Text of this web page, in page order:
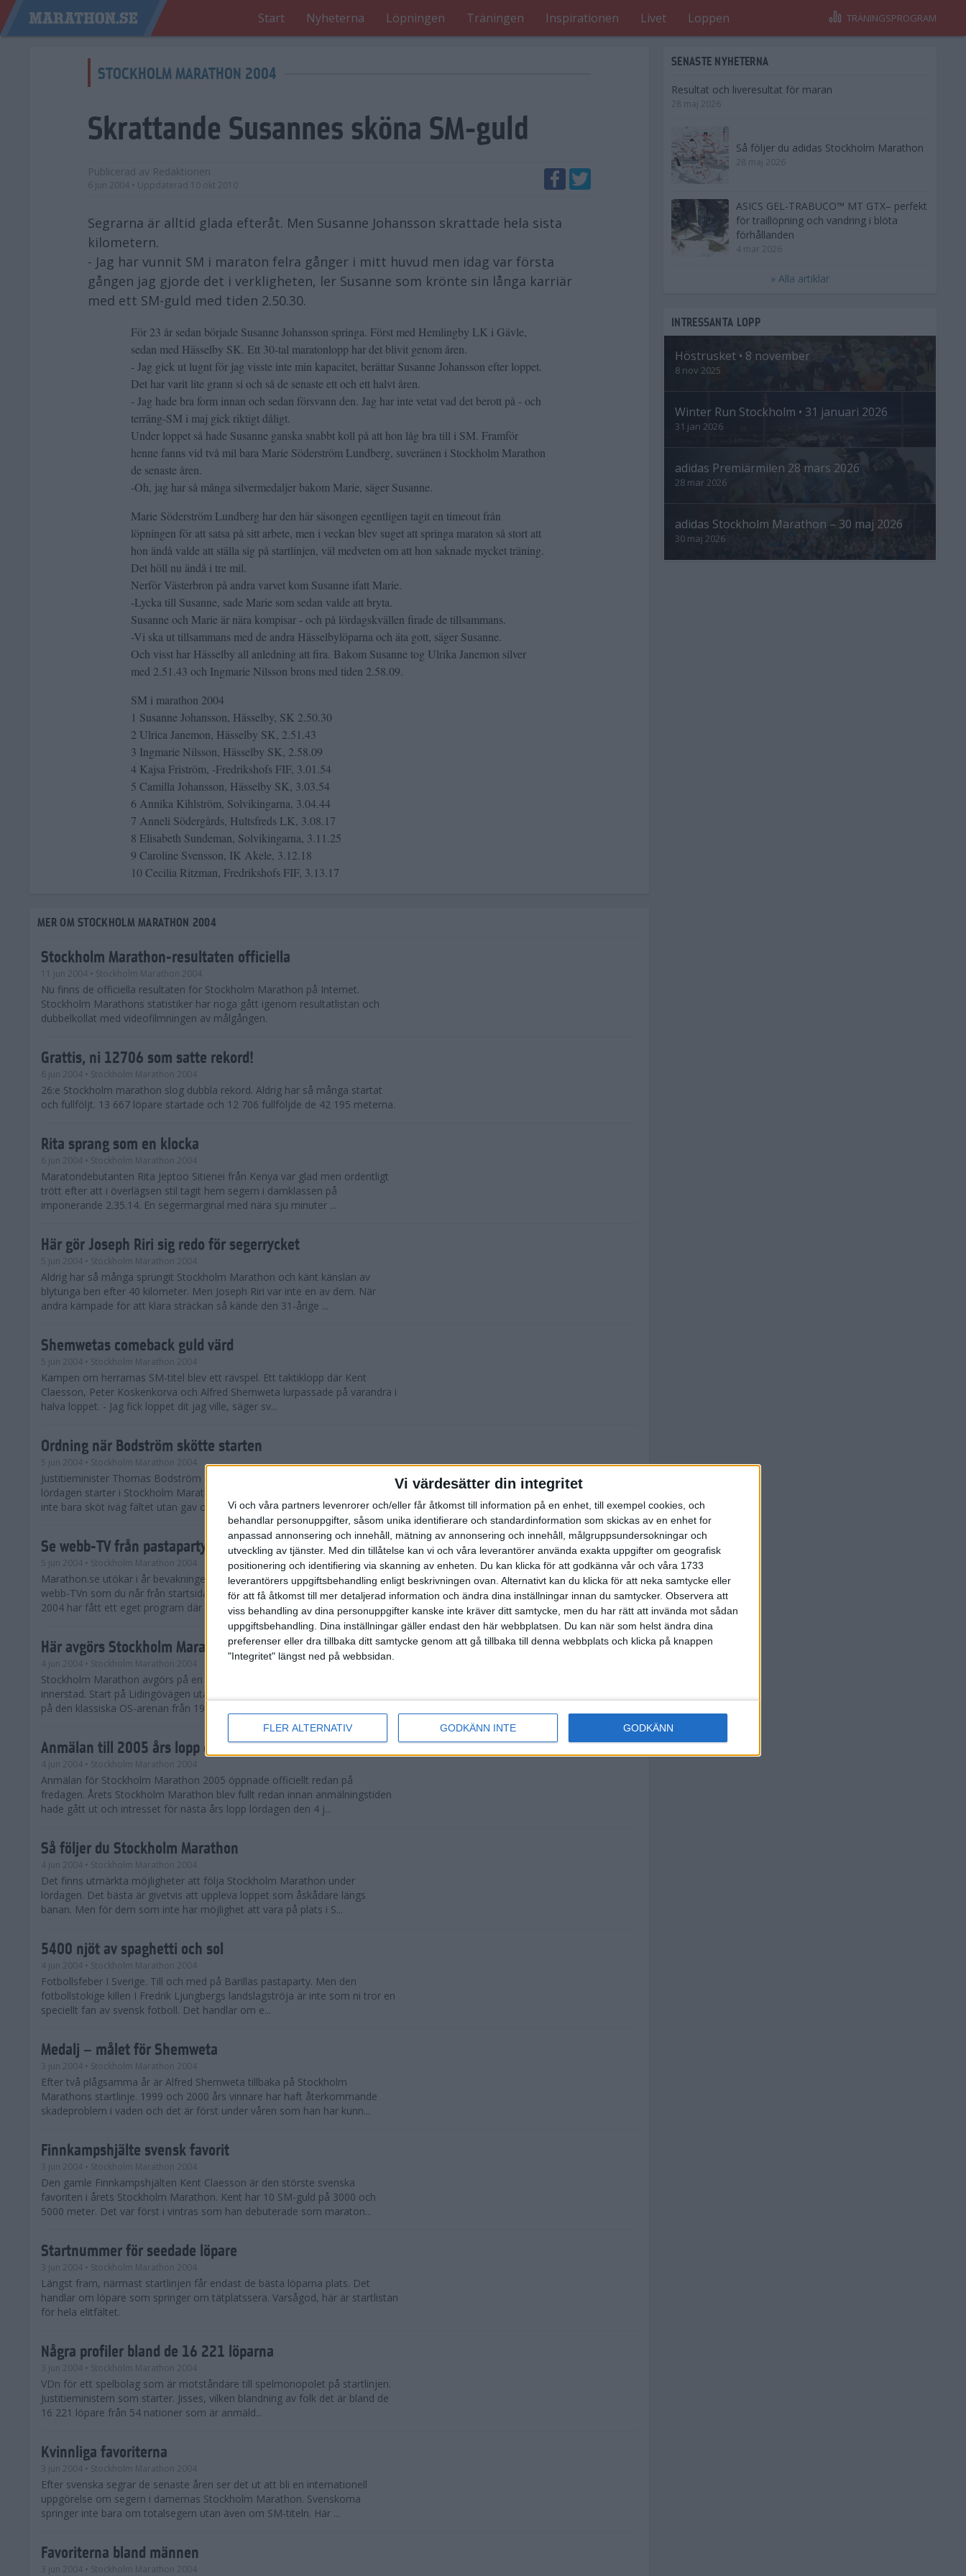
Vi värdesätter din integritet
Vi och våra partners levenrorer och/eller får åtkomst till information på en enhet, till exempel cookies, och
behandlar personuppgifter, såsom unika identifierare och standardinformation som skickas av en enhet for
anpassad annonsering och innehåll, mätning av annonsering och innehåll, målgruppsundersokningar och
utveckling av tjänster. Med din tillåtelse kan vi och våra leverantörer använda exakta uppgifter om geografisk
positionering och identifiering via skanning av enheten. Du kan klicka för att godkänna vår och våra 1733
leverantörers uppgiftsbehandling enligt beskrivningen ovan. Alternativt kan du klicka för att neka samtycke eller
för att få åtkomst till mer detaljerad information och ändra dina inställningar innan du samtycker. Observera att
viss behandling av dina personuppgifter kanske inte kräver ditt samtycke, men du har rätt att invända mot sådan
uppgiftsbehandling. Dina inställningar gäller endast den här webbplatsen. Du kan när som helst ändra dina
preferenser eller dra tillbaka ditt samtycke genom att gå tillbaka till denna webbplats och klicka på knappen
"Integritet" längst ned på webbsidan.
FLER ALTERNATIV GODKÄNN INTE GODKÄNN
Start Nyheterna Löpningen Träningen Inspirationen Livet Loppen TRÄNINGSPROGRAM
STOCKHOLM MARATHON 2004
Skrattande Susannes sköna SM-guld
Publicerad av Redaktionen
6 jun 2004 • Uppdaterad 10 okt 2010
Segrarna är alltid glada efteråt. Men Susanne Johansson skrattade hela sista
kilometern.
- Jag har vunnit SM i maraton felra gånger i mitt huvud men idag var första
gången jag gjorde det i verkligheten, ler Susanne som krönte sin långa karriär
med ett SM-guld med tiden 2.50.30.
För 23 år sedan började Susanne Johansson springa. Först med Hemlingby LK i Gävle,
sedan med Hässelby SK. Ett 30-tal maratonlopp har det blivit genom åren.
- Jag gick ut lugnt för jag visste inte min kapacitet, berättar Susanne Johansson efter loppet.
Det har varit lite grann si och så de senaste ett och ett halvt åren.
- Jag hade bra form innan och sedan försvann den. Jag har inte vetat vad det berott på - och
terräng-SM i maj gick riktigt dåligt.
Under loppet så hade Susanne ganska snabbt koll på att hon låg bra till i SM. Framför
henne fanns vid två mil bara Marie Söderström Lundberg, suveränen i Stockholm Marathon
de senaste åren.
-Oh, jag har så många silvermedaljer bakom Marie, säger Susanne.
Marie Söderström Lundberg har den här säsongen egentligen tagit en timeout från
löpningen för att satsa på sitt arbete, men i veckan blev suget att springa maraton så stort att
hon ändå valde att ställa sig på startlinjen, väl medveten om att hon saknade mycket träning.
Det höll nu ändå i tre mil.
Nerför Västerbron på andra varvet kom Susanne ifatt Marie.
-Lycka till Susanne, sade Marie som sedan valde att bryta.
Susanne och Marie är nära kompisar - och på lördagskvällen firade de tillsammans.
-Vi ska ut tillsammans med de andra Hässelbylöparna och äta gott, säger Susanne.
Och visst har Hässelby all anledning att fira. Bakom Susanne tog Ulrika Janemon silver
med 2.51.43 och Ingmarie Nilsson brons med tiden 2.58.09.
SM i marathon 2004
1 Susanne Johansson, Hässelby, SK 2.50.30
2 Ulrica Janemon, Hässelby SK, 2.51.43
3 Ingmarie Nilsson, Hässelby SK, 2.58.09
4 Kajsa Friström, -Fredrikshofs FIF, 3.01.54
5 Camilla Johansson, Hässelby SK, 3.03.54
6 Annika Kihlström, Solvikingarna, 3.04.44
7 Anneli Södergårds, Hultsfreds LK, 3.08.17
8 Elisabeth Sundeman, Solvikingarna, 3.11.25
9 Caroline Svensson, IK Akele, 3.12.18
10 Cecilia Ritzman, Fredrikshofs FIF, 3.13.17
MER OM STOCKHOLM MARATHON 2004
Stockholm Marathon-resultaten officiella
11 jun 2004 • Stockholm Marathon 2004
Nu finns de officiella resultaten för Stockholm Marathon på Internet.
Stockholm Marathons statistiker har noga gått igenom resultatlistan och
dubbelkollat med videofilmningen av målgången.
Grattis, ni 12706 som satte rekord!
6 jun 2004 • Stockholm Marathon 2004
26:e Stockholm marathon slog dubbla rekord. Aldrig har så många startat
och fullföljt. 13 667 löpare startade och 12 706 fullföljde de 42 195 meterna.
Rita sprang som en klocka
6 jun 2004 • Stockholm Marathon 2004
Maratondebutanten Rita Jeptoo Sitienei från Kenya var glad men ordentligt
trött efter att i överlägsen stil tagit hem segern i damklassen på
imponerande 2.35.14. En segermarginal med nära sju minuter ...
Här gör Joseph Riri sig redo för segerrycket
5 jun 2004 • Stockholm Marathon 2004
Aldrig har så många sprungit Stockholm Marathon och känt känslan av
blytunga ben efter 40 kilometer. Men Joseph Riri var inte en av dem. När
andra kämpade för att klara sträckan så kände den 31-årige ...
Shemwetas comeback guld värd
5 jun 2004 • Stockholm Marathon 2004
Kampen om herrarnas SM-titel blev ett rävspel. Ett taktiklopp där Kent
Claesson, Peter Koskenkorva och Alfred Shemweta lurpassade på varandra i
halva loppet. - Jag fick loppet dit jag ville, säger sv...
Ordning när Bodström skötte starten
5 jun 2004 • Stockholm Marathon 2004
Justitieminister Thomas Bodström är regeringens sportiga ansikte. På
lördagen starter i Stockholm Marathon 2004. Och den rutinerade ministern
inte bara sköt iväg fältet utan gav också löparna några rå...
Se webb-TV från pastapartyt
5 jun 2004 • Stockholm Marathon 2004
Marathon.se utökar i år bevakningen av Stockholm Marathon. Kolla in nya
webb-TVn som du når från startsidan på Marathon.se. Stockholm Marathon
2004 har fått ett eget program där första inslaget är frå...
Här avgörs Stockholm Marathon
4 jun 2004 • Stockholm Marathon 2004
Stockholm Marathon avgörs på en tvåvarvsbana genom Stockholms
innerstad. Start på Lidingövägen utanför Stockholms Stadion och mål inne
på den klassiska OS-arenan från 1912.
Anmälan till 2005 års lopp öppen
4 jun 2004 • Stockholm Marathon 2004
Anmälan för Stockholm Marathon 2005 öppnade officiellt redan på
fredagen. Årets Stockholm Marathon blev fullt redan innan anmälningstiden
hade gått ut och intresset för nästa års lopp lördagen den 4 j...
Så följer du Stockholm Marathon
4 jun 2004 • Stockholm Marathon 2004
Det finns utmärkta möjligheter att följa Stockholm Marathon under
lördagen. Det bästa är givetvis att uppleva loppet som åskådare längs
banan. Men för dem som inte har möjlighet att vara på plats i S...
5400 njöt av spaghetti och sol
4 jun 2004 • Stockholm Marathon 2004
Fotbollsfeber I Sverige. Till och med på Barillas pastaparty. Men den
fotbollstokige killen I Fredrik Ljungbergs landslagströja är inte som ni tror en
speciellt fan av svensk fotboll. Det handlar om e...
Medalj – målet för Shemweta
3 jun 2004 • Stockholm Marathon 2004
Efter två plågsamma år är Alfred Shemweta tillbaka på Stockholm
Marathons startlinje. 1999 och 2000 års vinnare har haft återkommande
skadeproblem i vaden och det är först under våren som han har kunn...
Finnkampshjälte svensk favorit
3 jun 2004 • Stockholm Marathon 2004
Den gamle Finnkampshjälten Kent Claesson är den störste svenska
favoriten i årets Stockholm Marathon. Kent har 10 SM-guld på 3000 och
5000 meter. Det var först i vintras som han debuterade som maraton...
Startnummer för seedade löpare
3 jun 2004 • Stockholm Marathon 2004
Längst fram, närmast startlinjen får endast de bästa löparna plats. Det
handlar om löpare som springer om tätplatssera. Varsågod, här är startlistan
för hela elitfältet.
Några profiler bland de 16 221 löparna
3 jun 2004 • Stockholm Marathon 2004
VDn för ett spelbolag som är motståndare till spelmonopolet på startlinjen.
Justitieministern som starter. Jisses, vilken blandning av folk det är bland de
16 221 löpare från 54 nationer som är anmäld...
Kvinnliga favoriterna
3 jun 2004 • Stockholm Marathon 2004
Efter svenska segrar de senaste åren ser det ut att bli en internationell
uppgörelse om segern i damernas Stockholm Marathon. Svenskorna
springer inte bara om totalsegern utan även om SM-titeln. Här ...
Favoriterna bland männen
3 jun 2004 • Stockholm Marathon 2004
SENASTE NYHETERNA
Resultat och liveresultat för maran
28 maj 2026
Så följer du adidas Stockholm Marathon
28 maj 2026
ASICS GEL-TRABUCO™ MT GTX– perfekt
för traillöpning och vandring i blöta
förhållanden
4 mar 2026
» Alla artiklar
INTRESSANTA LOPP
Höstrusket • 8 november
8 nov 2025
Winter Run Stockholm • 31 januari 2026
31 jan 2026
adidas Premiärmilen 28 mars 2026
28 mar 2026
adidas Stockholm Marathon – 30 maj 2026
30 maj 2026